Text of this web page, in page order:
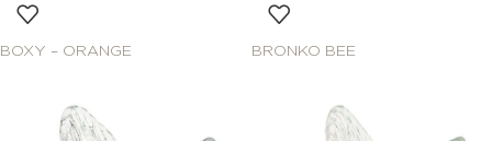
BOXY – ORANGE BRONKO BEE